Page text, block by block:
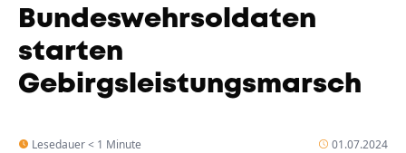
Bundeswehrsoldaten
starten
Gebirgsleistungsmarsch
Lesedauer < 1 Minute 01.07.2024